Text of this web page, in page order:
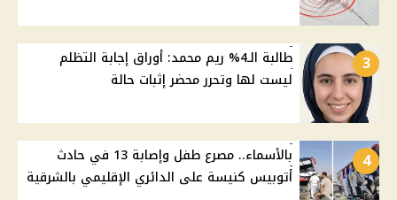
3
طالبة الـ4% ريم محمد: أوراق إجابة التظلم
ليست لها وتحرر محضر إثبات حالة
4
بالأسماء.. مصرع طفل وإصابة 13 في حادث
أتوبيس كنيسة على الدائري الإقليمي بالشرقية